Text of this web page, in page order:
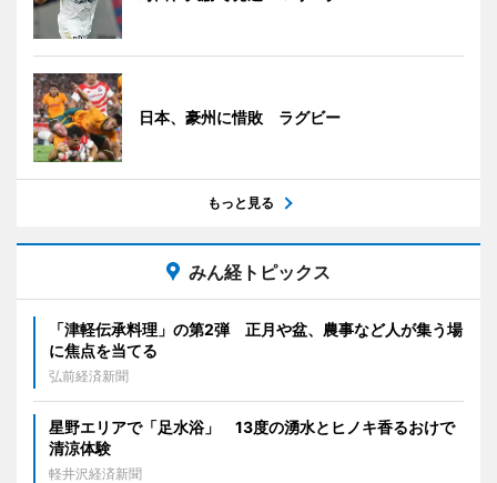
日本、豪州に惜敗 ラグビー
もっと見る
みん経トピックス
「津軽伝承料理」の第2弾 正月や盆、農事など人が集う場
に焦点を当てる
弘前経済新聞
星野エリアで「足水浴」 13度の湧水とヒノキ香るおけで
清涼体験
軽井沢経済新聞